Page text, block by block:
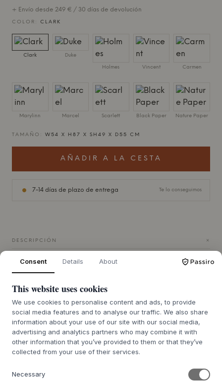
+ Envío desde 249 € / 30 días de devolución
COLOR: CLARK
Clark Duke
Holmes Vincent Carmen
Marylinn Marcel Scarlett Black Paper Nature Paper
TAMAÑO: W54 X H87 X SH49 X D55 CM
AÑADIR A LA CESTA
7-14 días de plazo de entrega Te lo conseguimos
DESCRIPCIÓN +
Panton One Chair fue la primera silla que
Verner Panton
diseñado pensando en una comodidad excepcional y unas
ilusiones únicas. Los contornos sencillos de la silla con
cuerdas estiradas en un diseño monocromático, dan a la
silla un aspecto de boceto a la vez que garantizan una
experiencia de asiento única y cómoda.
El marco está acabado en un clásico color negro. Un color
atemporal que queda bien con todos los colores de
bonito contraste con la estructura negra, puedes
Consent Details About
This website uses cookies
We use cookies to personalise content and ads, to provide
social media features and to analyse our traffic. We also share
information about your use of our site with our social media,
advertising and analytics partners who may combine it with
other information that you’ve provided to them or that they’ve
collected from your use of their services.
Necessary